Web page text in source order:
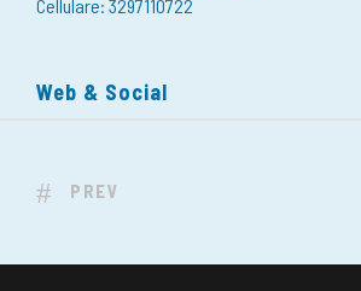
Cellulare: 3297110722
Web & Social
PREV